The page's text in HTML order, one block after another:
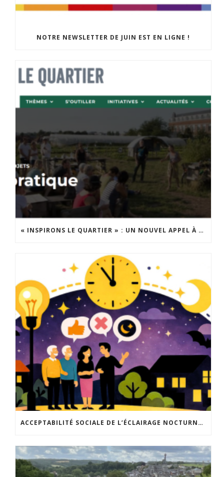
NOTRE NEWSLETTER DE JUIN EST EN LIGNE !
« INSPIRONS LE QUARTIER » : UN NOUVEL APPEL À PROJETS EST LANCÉ !
ACCEPTABILITÉ SOCIALE DE L’ÉCLAIRAGE NOCTURNE : LE REPLAY EST DISPONIBLE